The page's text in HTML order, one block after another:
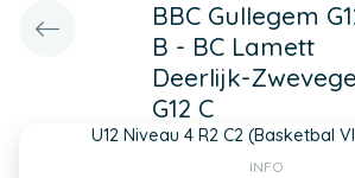
BBC Gullegem
B - BC Lamett
Deerlijk-
G12 C
U12 Niveau 4 R2 C2 (Basketbal
INFO